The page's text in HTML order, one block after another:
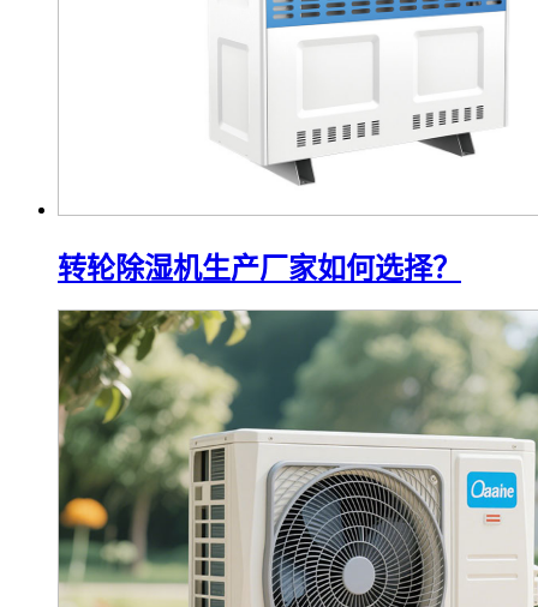
转轮除湿机生产厂家如何选择？